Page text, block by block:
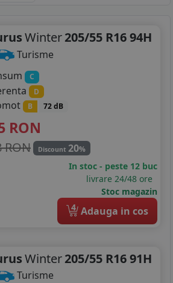
Winter205/55 R16 94H
Turisme
C
D
B 72 dB
RON
RON Discount 20%
In stoc - peste 12 buc
livrare 24/48 ore
Stoc magazin
4 Adauga in cos
Winter205/55 R16 91H
Turisme